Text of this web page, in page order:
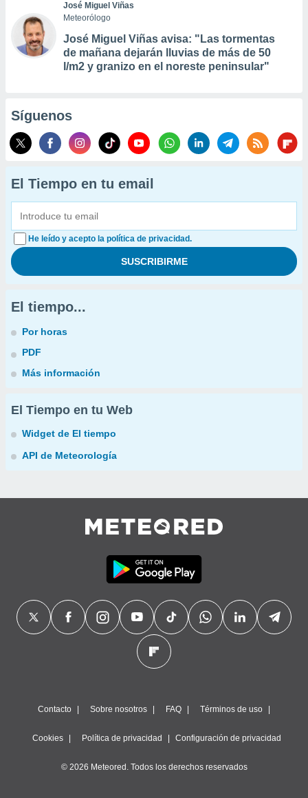
José Miguel Viñas
Meteorólogo
José Miguel Viñas avisa: "Las tormentas
de mañana dejarán lluvias de más de 50
l/m2 y granizo en el noreste peninsular"
Síguenos
El Tiempo en tu email
He leído y acepto la política de privacidad.
El tiempo...
Por horas
PDF
Más información
El Tiempo en tu Web
Widget de El tiempo
API de Meteorología
Contacto Sobre nosotros FAQ Términos de uso
Cookies Política de privacidad Configuración de privacidad
© 2026 Meteored. Todos los derechos reservados